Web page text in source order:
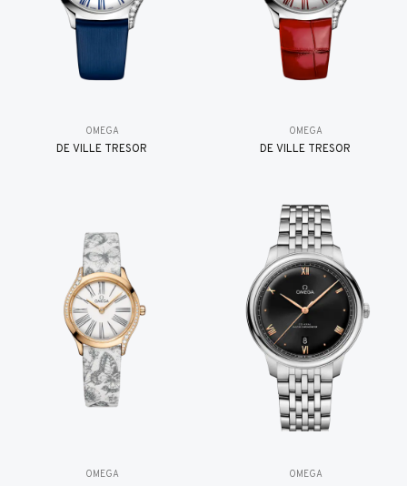
OMEGA
DE VILLE TRESOR
OMEGA
DE VILLE TRESOR
OMEGA OMEGA